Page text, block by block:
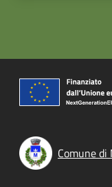
Comune